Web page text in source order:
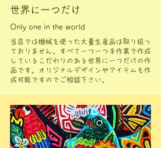
世界に一つだけ
Only one in the world
当店では機械を使った大量生産品は取り扱っ
ておりません。すべて一つ一つ手作業で作成
しているこだわりのある世界に一つだけの作
品です。オリジナルデザインやアイテムも作
成可能ですのでご相談下さい。